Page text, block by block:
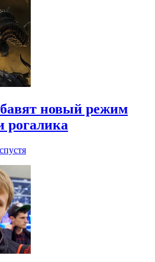
новый режим
рогалика